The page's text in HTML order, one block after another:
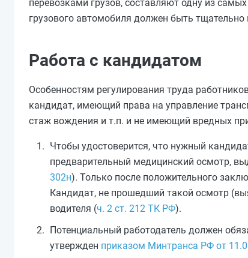
перевозками грузов, составляют одну из
грузового автомобиля должен быть тщательно
Работа с кандидатом
Особенностям регулирования труда
кандидат, имеющий права на управление
стаж вождения и т.п. и не имеющий вредных
Чтобы удостоверится, что нужный
предварительный медицинский осмотр,
302н). Только после положительного
Кандидат, не прошедший такой осмотр
водителя (ч. 2 ст. 212 ТК РФ).
Потенциальный работодатель должен
утвержден приказом Минтранса РФ от